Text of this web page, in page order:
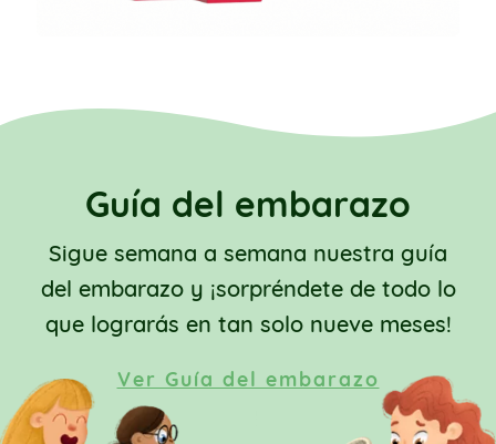
Guía del embarazo
Sigue semana a semana nuestra guía
del embarazo y ¡sorpréndete de todo lo
que lograrás en tan solo nueve meses!
Ver Guía del embarazo